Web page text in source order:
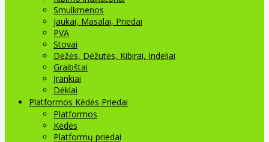
Smulkmenos
Jaukai, Masalai, Priedai
PVA
Stovai
Dėžės, Dėžutės, Kibirai, Indeliai
Graibštai
Įrankiai
Dėklai
Platformos Kėdės Priedai
Platformos
Kėdės
Platformų priedai